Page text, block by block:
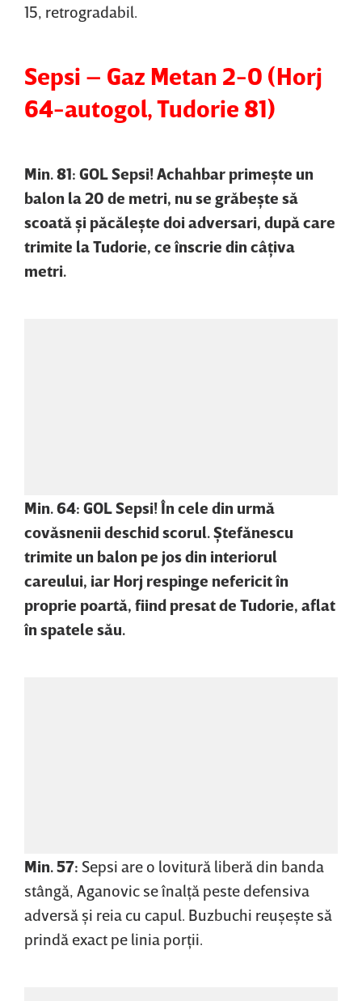
15, retrogradabil.
Sepsi – Gaz Metan 2-0 (Horj
64-autogol, Tudorie 81)
Min. 81: GOL Sepsi! Achahbar primeşte un
balon la 20 de metri, nu se grăbeşte să
scoată şi păcăleşte doi adversari, după care
trimite la Tudorie, ce înscrie din câţiva
metri.
Min. 64: GOL Sepsi! În cele din urmă
covăsnenii deschid scorul. Ştefănescu
trimite un balon pe jos din interiorul
careului, iar Horj respinge nefericit în
proprie poartă, fiind presat de Tudorie, aflat
în spatele său.
Min. 57: Sepsi are o lovitură liberă din banda
stângă, Aganovic se înalţă peste defensiva
adversă şi reia cu capul. Buzbuchi reuşeşte să
prindă exact pe linia porţii.